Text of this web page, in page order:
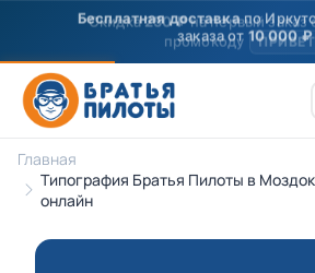
Скидка250 ₽на первый заказ
промокоду
ПРИВЕТ
Главная
Типография Братья Пилоты в
онлайн